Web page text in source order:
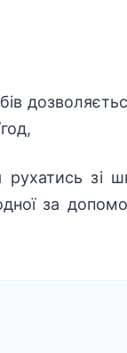
зі
за